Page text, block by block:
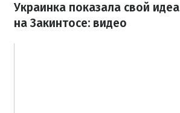
Украинка показала свой
на Закинтосе: видео